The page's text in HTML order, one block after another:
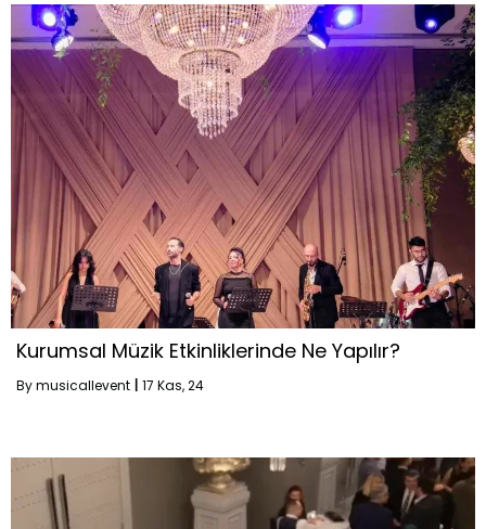
Kurumsal Müzik Etkinliklerinde Ne Yapılır?
Bymusicallevent 17 Kas, 24